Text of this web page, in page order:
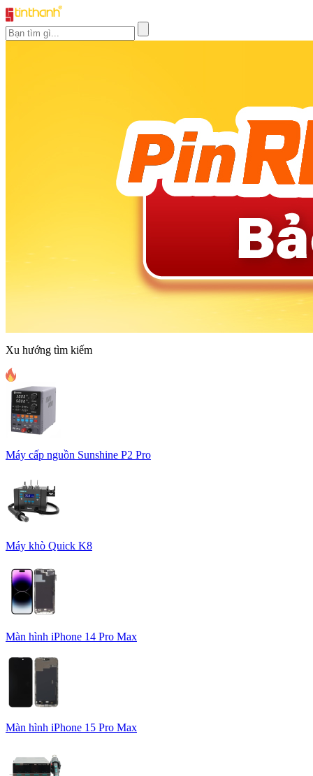
Xu hướng tìm kiếm
Máy cấp nguồn Sunshine P2 Pro
Máy khò Quick K8
Màn hình iPhone 14 Pro Max
Màn hình iPhone 15 Pro Max